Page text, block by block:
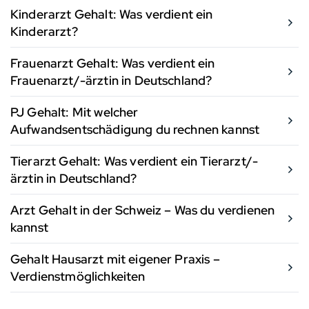
Kinderarzt Gehalt: Was verdient ein
Kinderarzt?
Frauenarzt Gehalt: Was verdient ein
Frauenarzt/-ärztin in Deutschland?
PJ Gehalt: Mit welcher
Aufwandsentschädigung du rechnen kannst
Tierarzt Gehalt: Was verdient ein Tierarzt/-
ärztin in Deutschland?
Arzt Gehalt in der Schweiz – Was du verdienen
kannst
Gehalt Hausarzt mit eigener Praxis –
Verdienstmöglichkeiten